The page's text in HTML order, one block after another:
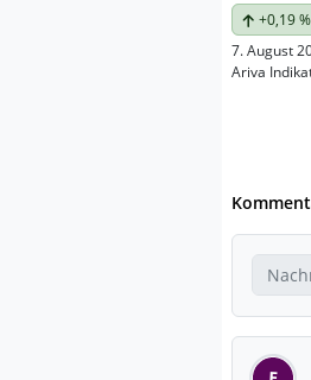
+0,19 %
7. August
Ariva